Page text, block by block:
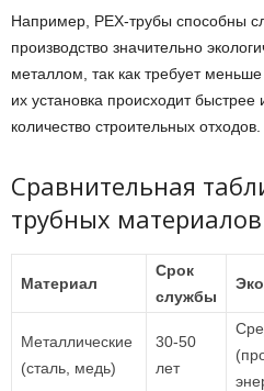
Например, PEX-трубы способны
производство значительно
металлом, так как требует
их установка происходит
количество строительных отходов.
Сравнительная
трубных материалов
Материал
Срок
службы
Металлические
(сталь, медь)
30-50
лет